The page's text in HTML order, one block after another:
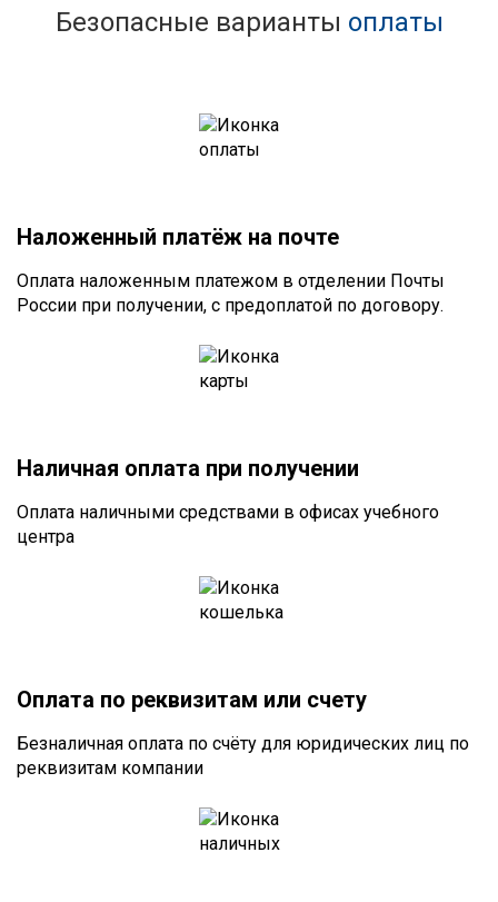
Безопасные варианты оплаты
Наложенный платёж на почте
Оплата наложенным платежом в отделении Почты
России при получении, с предоплатой по договору.
Наличная оплата при получении
Оплата наличными средствами в офисах учебного
центра
Оплата по реквизитам или счету
Безналичная оплата по счёту для юридических лиц по
реквизитам компании